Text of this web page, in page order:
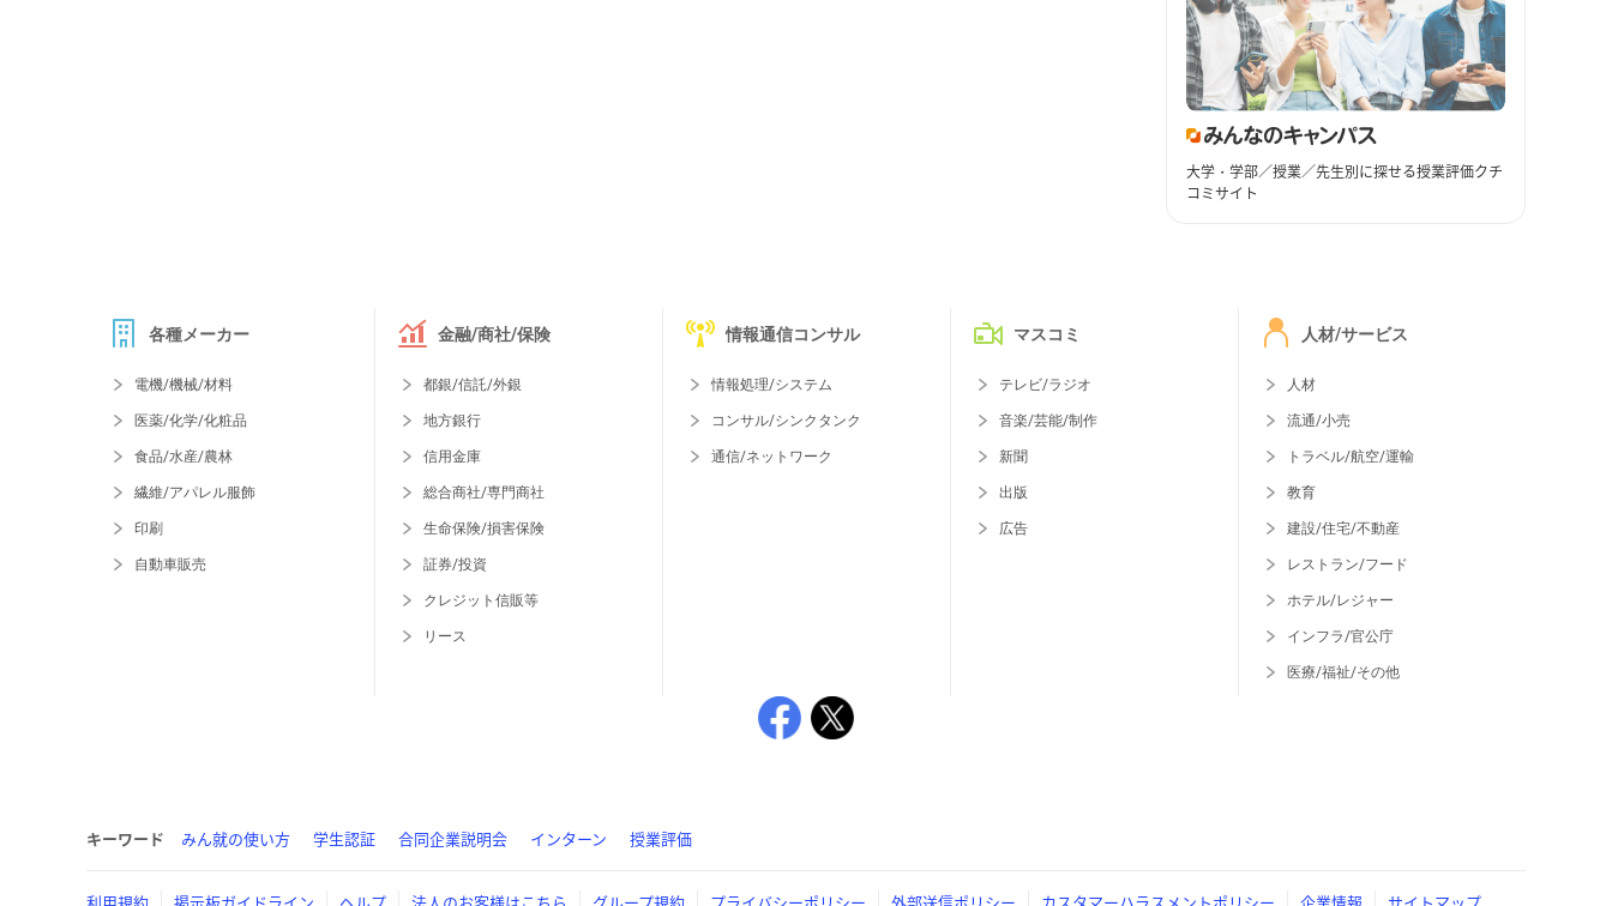
大学・学部／授業／先生別に探せる授業評価クチ
コミサイト
各種メーカー
電機/機械/材料
医薬/化学/化粧品
食品/水産/農林
繊維/アパレル服飾
印刷
自動車販売
金融/商社/保険
都銀/信託/外銀
地方銀行
信用金庫
総合商社/専門商社
生命保険/損害保険
証券/投資
クレジット信販等
リース
情報通信コンサル
情報処理/システム
コンサル/シンクタンク
通信/ネットワーク
マスコミ
テレビ/ラジオ
音楽/芸能/制作
新聞
出版
広告
人材/サービス
人材
流通/小売
トラベル/航空/運輸
教育
建設/住宅/不動産
レストラン/フード
ホテル/レジャー
インフラ/官公庁
医療/福祉/その他
キーワード みん就の使い方 学生認証 合同企業説明会 インターン 授業評価